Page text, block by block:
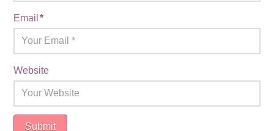
Email*
Website